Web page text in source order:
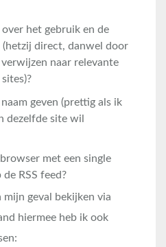
het gebruik en de
(hetzij direct, danwel door
naar relevante
geven (prettig als ik
dezelfde site wil
met een single
RSS feed?
geval bekijken via
hiermee heb ik ook